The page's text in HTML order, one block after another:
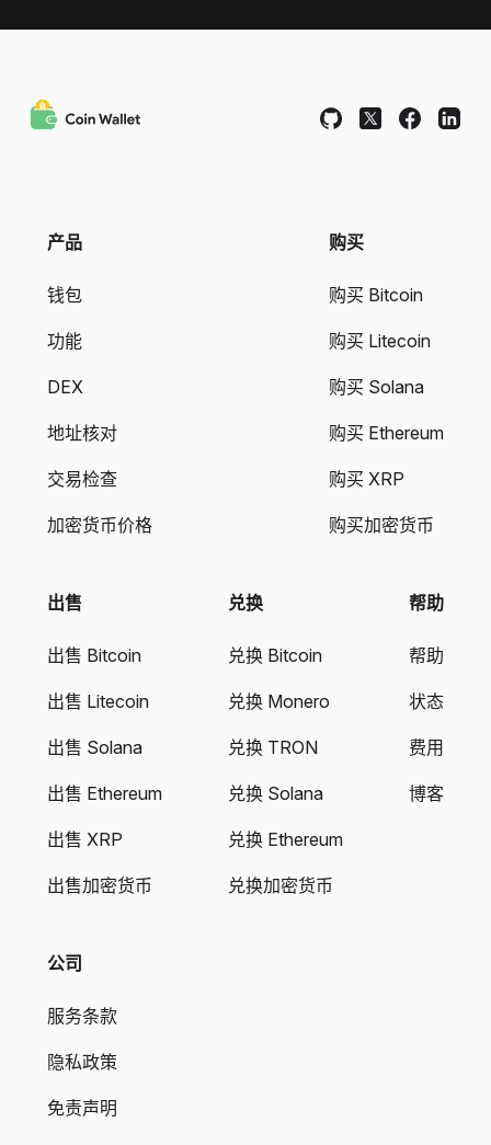
产品
钱包
功能
DEX
地址核对
交易检查
加密货币价格
购买
购买 Bitcoin
购买 Litecoin
购买 Solana
购买 Ethereum
购买 XRP
购买加密货币
出售
出售 Bitcoin
出售 Litecoin
出售 Solana
出售 Ethereum
出售 XRP
出售加密货币
兑换
兑换 Bitcoin
兑换 Monero
兑换 TRON
兑换 Solana
兑换 Ethereum
兑换加密货币
帮助
帮助
状态
费用
博客
公司
服务条款
隐私政策
免责声明